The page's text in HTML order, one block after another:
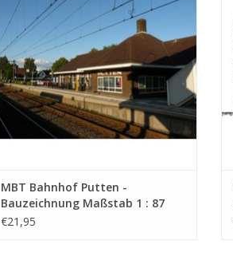
MBT Bahnhof Putten -
Bauzeichnung Maßstab 1 : 87
(30.00.007)
€21,95